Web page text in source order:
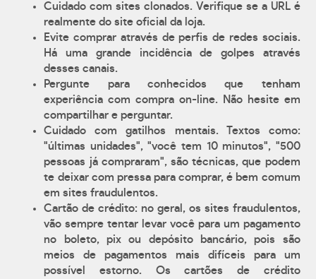
Cuidado com sites clonados. Verifique se a URL é
realmente do site oficial da loja.
Evite comprar através de perfis de redes sociais.
Há uma grande incidência de golpes através
desses canais.
Pergunte para conhecidos que tenham
experiência com compra on-line. Não hesite em
compartilhar e perguntar.
Cuidado com gatilhos mentais. Textos como:
"últimas unidades", "você tem 10 minutos", "500
pessoas já compraram", são técnicas, que podem
te deixar com pressa para comprar, é bem comum
em sites fraudulentos.
Cartão de crédito: no geral, os sites fraudulentos,
vão sempre tentar levar você para um pagamento
no boleto, pix ou depósito bancário, pois são
meios de pagamentos mais difíceis para um
possível estorno. Os cartões de crédito